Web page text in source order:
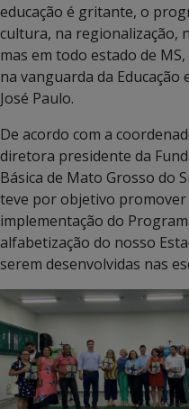
educação é gritante, o
cultura, na regionalização,
mas em todo estado de
na vanguarda da
José Paulo.
De acordo com a
diretora presidente da
Básica de Mato Grosso do
teve por objetivo
implementação do
alfabetização do nosso
serem desenvolvidas nas